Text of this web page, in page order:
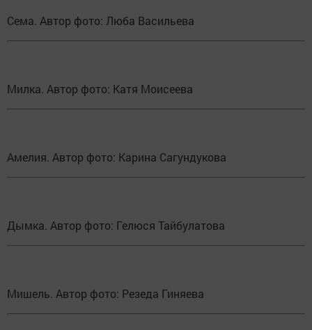
Сема. Автор фото: Люба Васильева
Милка. Автор фото: Катя Моисеева
Амелия. Автор фото: Карина Сагундукова
Дымка. Автор фото: Гелюся Тайбулатова
Мишель. Автор фото: Резеда Гиняева